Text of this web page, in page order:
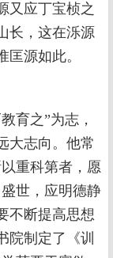
又应丁宝桢之
长，这在泺源
源如此。
育之”为志，
大志向。他常
重科第者，愿
世，应明德静
不断提高思想
院制定了《训